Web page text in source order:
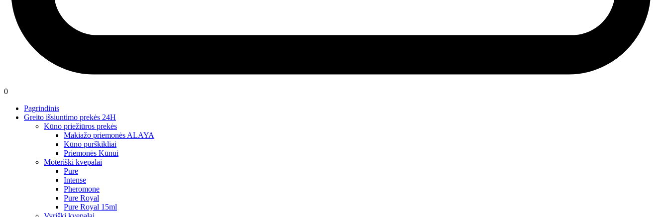
0
Pagrindinis
Greito išsiuntimo prekės 24H
Kūno priežiūros prekės
Makiažo priemonės ALAYA
Kūno purškikliai
Priemonės Kūnui
Moteriški kvepalai
Pure
Intense
Pheromone
Pure Royal
Pure Royal 15ml